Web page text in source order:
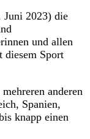
Juni 2023) die
und allen
diesem Sport
anderen
Spanien,
knapp einen